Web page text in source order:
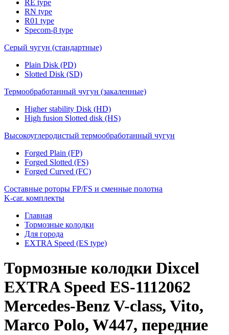
RE type
RN type
R01 type
Specom-β type
Серый чугун (стандартные)
Plain Disk (PD)
Slotted Disk (SD)
Термообработанный чугун (закаленные)
Higher stability Disk (HD)
High fusion Slotted disk (HS)
Высокоуглеродистый термообработанный чугун
Forged Plain (FP)
Forged Slotted (FS)
Forged Curved (FC)
Составные роторы FP/FS и сменные полотна
K-car. комплекты
Главная
Тормозные колодки
Для города
EXTRA Speed (ES type)
Тормозные колодки Dixcel
EXTRA Speed ES-1112062
Mercedes-Benz V-class, Vito,
Marco Polo, W447, передние